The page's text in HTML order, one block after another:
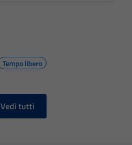
Tempo libero
Vedi tutti
la fruizione
delle
del sito.